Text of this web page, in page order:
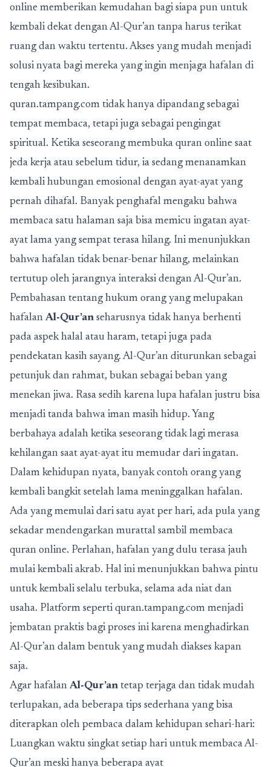
online memberikan kemudahan bagi siapa pun untuk
kembali dekat dengan Al-Qur’an tanpa harus terikat
ruang dan waktu tertentu. Akses yang mudah menjadi
solusi nyata bagi mereka yang ingin menjaga hafalan di
tengah kesibukan.
quran.tampang.com tidak hanya dipandang sebagai
tempat membaca, tetapi juga sebagai pengingat
spiritual. Ketika seseorang membuka quran online saat
jeda kerja atau sebelum tidur, ia sedang menanamkan
kembali hubungan emosional dengan ayat-ayat yang
pernah dihafal. Banyak penghafal mengaku bahwa
membaca satu halaman saja bisa memicu ingatan ayat-
ayat lama yang sempat terasa hilang. Ini menunjukkan
bahwa hafalan tidak benar-benar hilang, melainkan
tertutup oleh jarangnya interaksi dengan Al-Qur’an.
Pembahasan tentang hukum orang yang melupakan
hafalanAl-Qur’an seharusnya tidak hanya berhenti
pada aspek halal atau haram, tetapi juga pada
pendekatan kasih sayang. Al-Qur’an diturunkan sebagai
petunjuk dan rahmat, bukan sebagai beban yang
menekan jiwa. Rasa sedih karena lupa hafalan justru bisa
menjadi tanda bahwa iman masih hidup. Yang
berbahaya adalah ketika seseorang tidak lagi merasa
kehilangan saat ayat-ayat itu memudar dari ingatan.
Dalam kehidupan nyata, banyak contoh orang yang
kembali bangkit setelah lama meninggalkan hafalan.
Ada yang memulai dari satu ayat per hari, ada pula yang
sekadar mendengarkan murattal sambil membaca
quran online. Perlahan, hafalan yang dulu terasa jauh
mulai kembali akrab. Hal ini menunjukkan bahwa pintu
untuk kembali selalu terbuka, selama ada niat dan
usaha. Platform seperti quran.tampang.com menjadi
jembatan praktis bagi proses ini karena menghadirkan
Al-Qur’an dalam bentuk yang mudah diakses kapan
saja.
Agar hafalanAl-Qur’an tetap terjaga dan tidak mudah
terlupakan, ada beberapa tips sederhana yang bisa
diterapkan oleh pembaca dalam kehidupan sehari-hari:
Luangkan waktu singkat setiap hari untuk membaca Al-
Qur’an meski hanya beberapa ayat